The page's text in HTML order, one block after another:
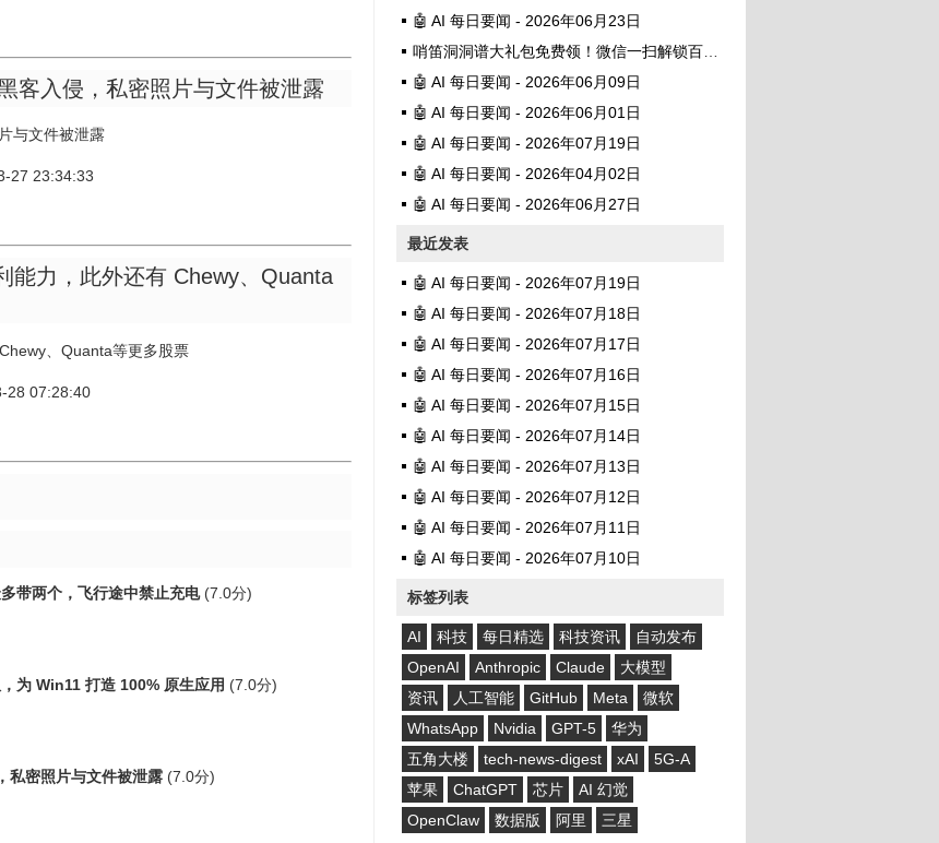
客入侵，私密照片与文件被泄露
与文件被泄露
27 23:34:33
能力，此外还有 Chewy、Quanta
、Quanta等更多股票
28 07:28:40
带两个，飞行途中禁止充电(7.0分)
为 Win11 打造 100% 原生应用 (7.0分)
私密照片与文件被泄露 (7.0分)
🤖 AI 每日要闻 - 2026年06月23日
哨笛洞洞谱大礼包免费领！微信一扫解锁百首曲谱
🤖 AI 每日要闻 - 2026年06月09日
🤖 AI 每日要闻 - 2026年06月01日
🤖 AI 每日要闻 - 2026年07月19日
🤖 AI 每日要闻 - 2026年04月02日
🤖 AI 每日要闻 - 2026年06月27日
最近发表
🤖 AI 每日要闻 - 2026年07月19日
🤖 AI 每日要闻 - 2026年07月18日
🤖 AI 每日要闻 - 2026年07月17日
🤖 AI 每日要闻 - 2026年07月16日
🤖 AI 每日要闻 - 2026年07月15日
🤖 AI 每日要闻 - 2026年07月14日
🤖 AI 每日要闻 - 2026年07月13日
🤖 AI 每日要闻 - 2026年07月12日
🤖 AI 每日要闻 - 2026年07月11日
🤖 AI 每日要闻 - 2026年07月10日
标签列表
AI 科技 每日精选 科技资讯
自动发布
OpenAI
Anthropic Claude
大模型
资讯
人工智能 GitHub Meta
微软
WhatsApp
Nvidia GPT-5
华为
五角大楼
tech-news-digest xAI
5G-A
苹果
ChatGPT 芯片
AI 幻觉
OpenClaw
数据版 阿里 三星